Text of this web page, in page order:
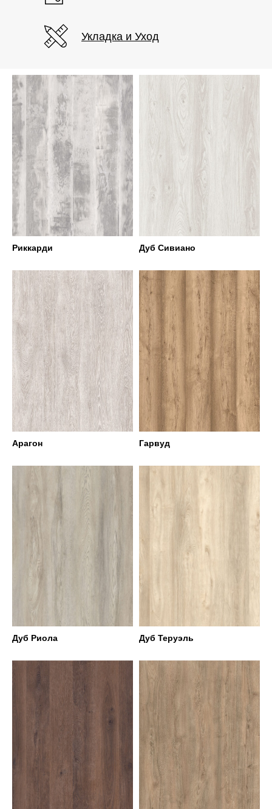
Укладка и Уход
Риккарди Дуб Сивиано
Арагон Гарвуд
Дуб Риола Дуб Теруэль